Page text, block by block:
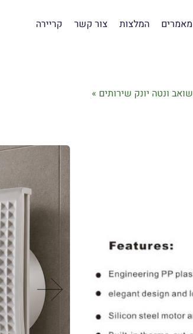
מאמרים המלצות צור קשר קריירה
שואב ונטה יונק שירותים »